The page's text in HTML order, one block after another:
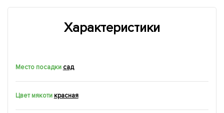
Характеристики
Место посадки сад
Цвет мякотикрасная